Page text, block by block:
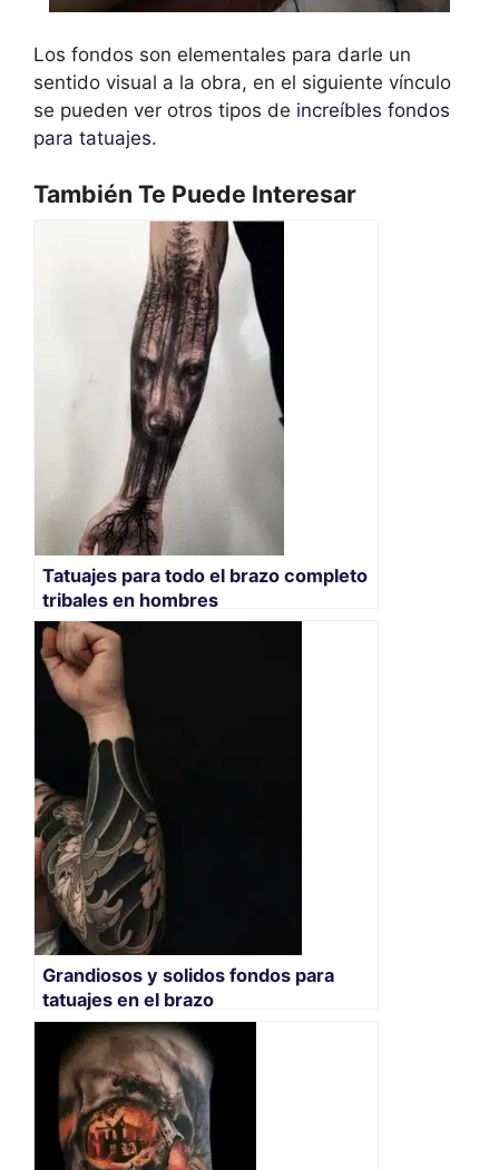
Los fondos son elementales para darle un
sentido visual a la obra, en el siguiente vínculo
se pueden ver otros tipos de increíbles fondos
para tatuajes.
También Te Puede Interesar
Tatuajes para todo el brazo completo
tribales en hombres
Grandiosos y solidos fondos para
tatuajes en el brazo